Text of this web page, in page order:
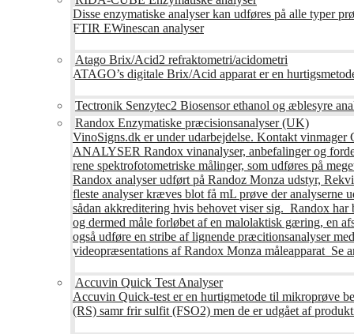
Disse enzymatiske analyser kan udføres på alle typer
FTIR EWinescan analyser
Atago Brix/Acid2 refraktometri/acidometri
ATAGO’s digitale Brix/Acid apparat er en
Tectronik Senzytec2 Biosensor ethanol og æblesyre
Randox Enzymatiske præcisionsanalyser (UK)
VinoSigns.dk er under udarbejdelse. Kontakt
ANALYSER Randox vinanalyser, anbefalinger og
rene spektrofotometriske målinger, som udføres på
Randox analyser udført på Randoz Monza udstyr,
fleste analyser kræves blot få mL prøve der analyserne
sådan akkreditering hvis behovet viser sig. Randox
og dermed måle forløbet af en malolaktisk gæring, en
også udføre en stribe af lignende præcitionsanalyser
videopræsentations af Randox Monza måleapparat
Accuvin Quick Test Analyser
Accuvin Quick-test er en hurtigmetode til mikroprøve
(RS) samr frir sulfit (FSO2) men de er udgået af